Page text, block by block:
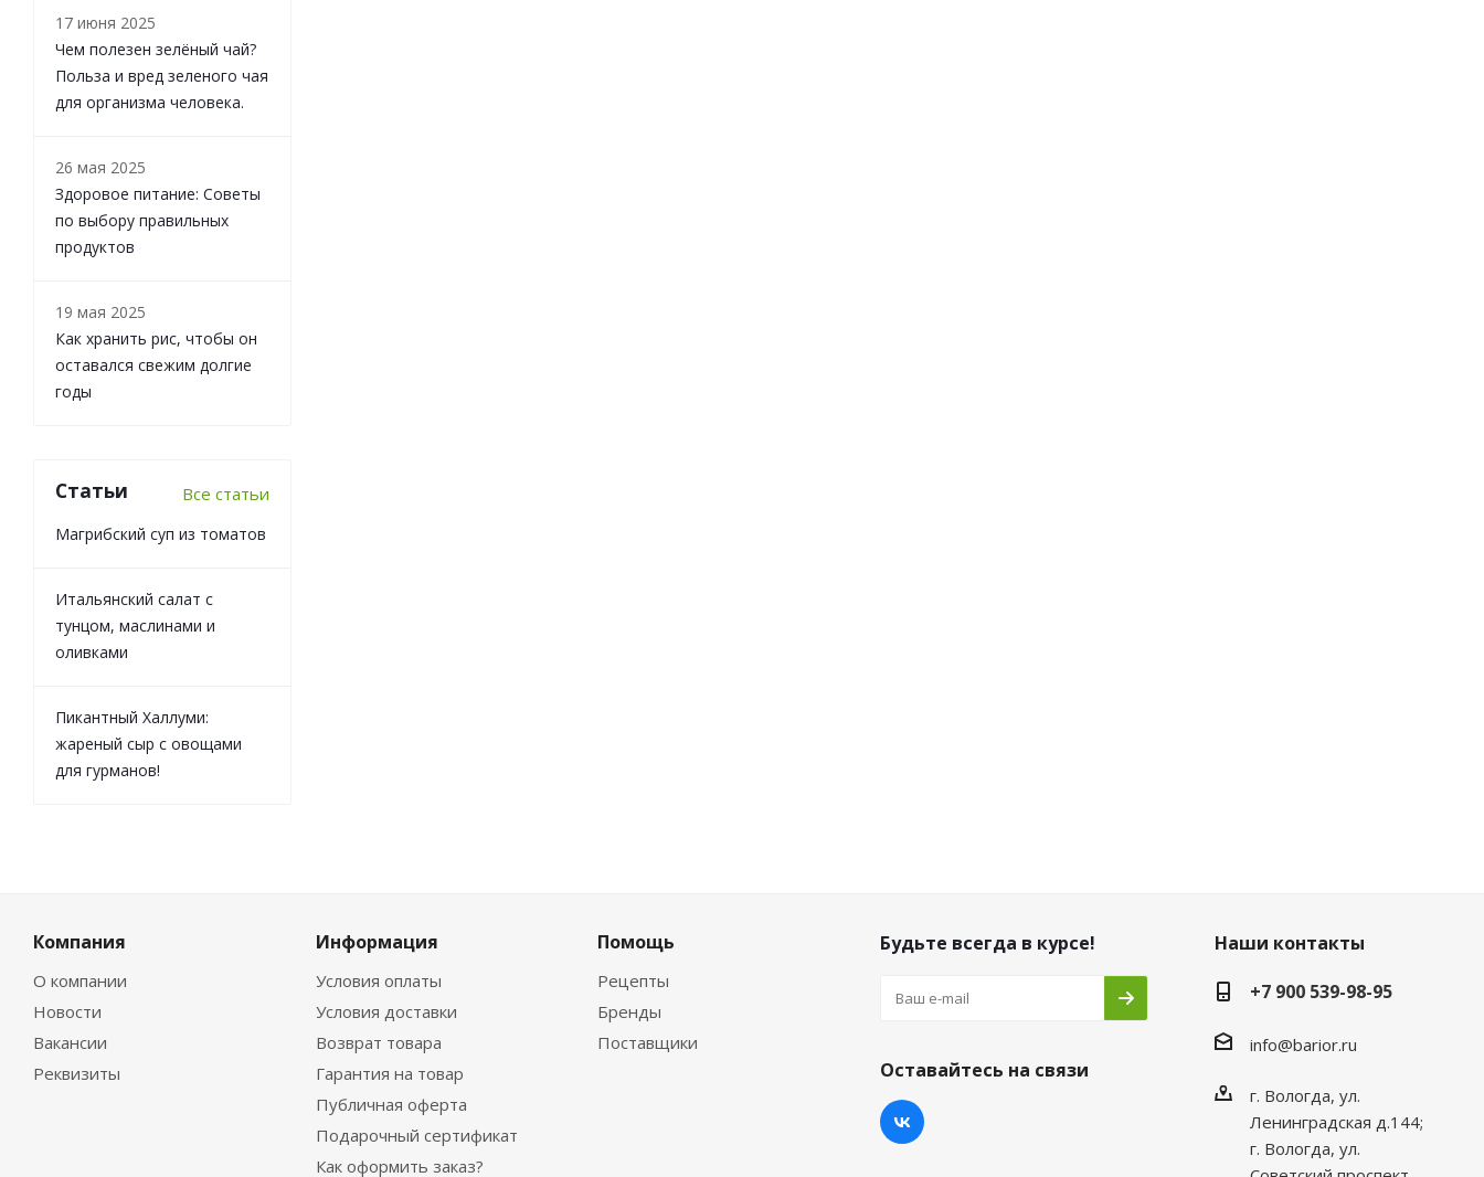
17 июня 2025
Чем полезен зелёный чай?
Польза и вред зеленого чая
для организма человека.
26 мая 2025
Здоровое питание: Советы
по выбору правильных
продуктов
19 мая 2025
Как хранить рис, чтобы он
оставался свежим долгие
годы
Статьи Все статьи
Магрибский суп из томатов
Итальянский салат с
тунцом, маслинами и
оливками
Пикантный Халлуми:
жареный сыр с овощами
для гурманов!
Компания
О компании
Новости
Вакансии
Реквизиты
Информация
Условия оплаты
Условия доставки
Возврат товара
Гарантия на товар
Публичная оферта
Подарочный сертификат
Как оформить заказ?
Помощь
Рецепты
Бренды
Поставщики
Будьте всегда в курсе!
Оставайтесь на связи
Наши контакты
+7 900 539-98-95
info@barior.ru
г. Вологда, ул.
Ленинградская д.144;
г. Вологда, ул.